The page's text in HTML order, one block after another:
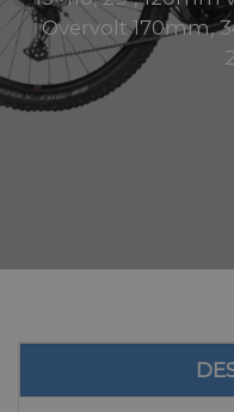
Overvolt 170mm,